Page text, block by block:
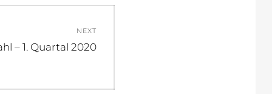
NEXT
– 1. Quartal 2020